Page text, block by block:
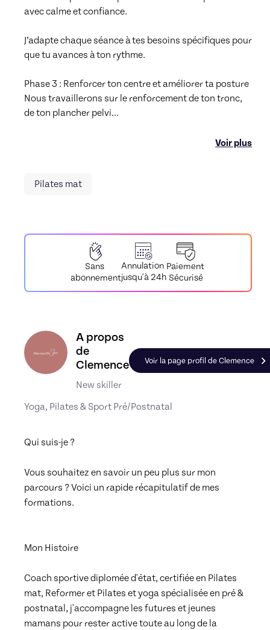
avec calme et confiance.
J’adapte chaque séance à tes besoins spécifiques pour
que tu avances à ton rythme.
Phase 3 : Renforcer ton centre et améliorer ta posture
Nous travaillerons sur le renforcement de ton tronc,
de ton plancher pelvi...
Voir plus
Pilates mat
Sans
abonnement
Annulation
jusqu'à 24h
Paiement
Sécurisé
Découvrez le profil de Clemence, Skiller en
A propos
de
Clemence
New skiller
Voir la page profil de Clemence
Yoga, Pilates & Sport Pré/Postnatal
Qui suis-je ?
Vous souhaitez en savoir un peu plus sur mon
parcours ? Voici un rapide récapitulatif de mes
formations.
Mon Histoire
Coach sportive diplomée d'état, certifiée en Pilates
mat, Reformer et Pilates et yoga spécialisée en pré &
postnatal, j'accompagne les futures et jeunes
mamans pour rester active toute au long de la